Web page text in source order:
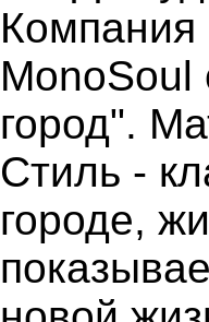
Компания
город".
Стиль -
городе,